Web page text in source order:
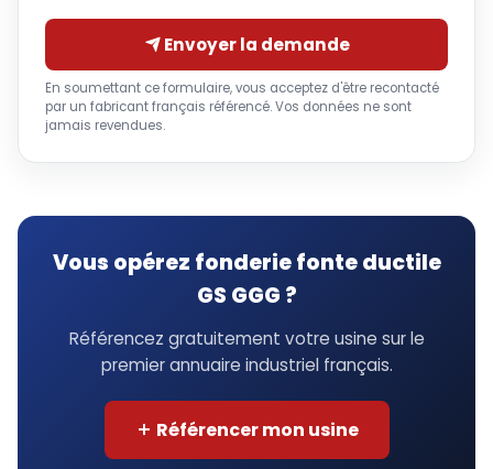
Envoyer la demande
En soumettant ce formulaire, vous acceptez d'être recontacté
par un fabricant français référencé. Vos données ne sont
jamais revendues.
Vous opérez fonderie fonte ductile
GS GGG ?
Référencez gratuitement votre usine sur le
premier annuaire industriel français.
Référencer mon usine